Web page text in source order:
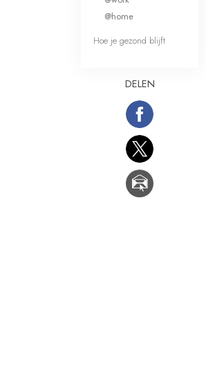
@home
Hoe je gezond blijft
DELEN